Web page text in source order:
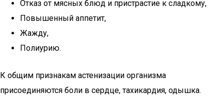
Отказ от мясных блюд и пристрастие к сладкому,
Повышенный аппетит,
Жажду,
Полиурию.
К общим признакам астенизации организма
присоединяются боли в сердце, тахикардия, одышка.